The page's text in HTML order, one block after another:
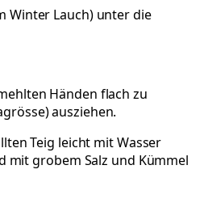
Winter Lauch) unter die
Händen flach zu
ausziehen.
Teig leicht mit Wasser
mit grobem Salz und Kümmel